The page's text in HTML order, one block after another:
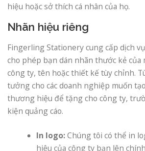
hiệu hoặc sở thích cá nhân của họ.
Nhãn hiệu riêng
Fingerling Stationery cung cấp dịch
cho phép bạn dán nhãn thước kẻ của
công ty, tên hoặc thiết kế tùy chỉnh.
tưởng cho các doanh nghiệp muốn
thương hiệu để tặng cho công ty,
kiện quảng cáo.
In logo:Chúng tôi có thể in
hiệu của công ty bạn lên